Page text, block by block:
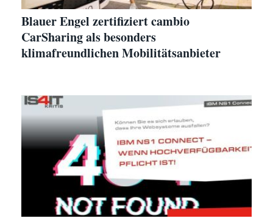
Blauer Engel zertifiziert cambio
CarSharing als besonders
klimafreundlichen Mobilitätsanbieter